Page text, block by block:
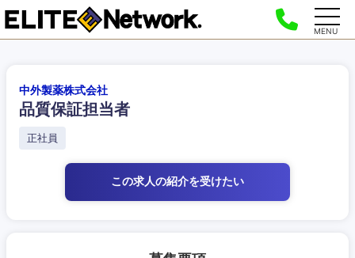
MENU
中外製薬株式会社
品質保証担当者
正社員
この求人の紹介を受けたい